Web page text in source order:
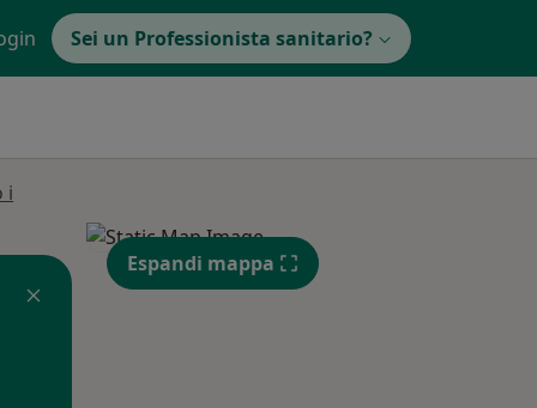
Sei un Professionista sanitario?
i
Espandi mappa